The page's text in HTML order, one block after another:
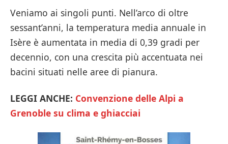
Veniamo ai singoli punti. Nell’arco di oltre
sessant’anni, la temperatura media annuale in
Isère è aumentata in media di 0,39 gradi per
decennio, con una crescita più accentuata nei
bacini situati nelle aree di pianura.
LEGGI ANCHE: Convenzione delle Alpi a
Grenoble su clima e ghiacciai